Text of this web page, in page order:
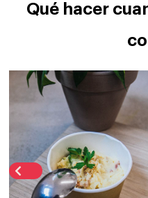
Qué hacer